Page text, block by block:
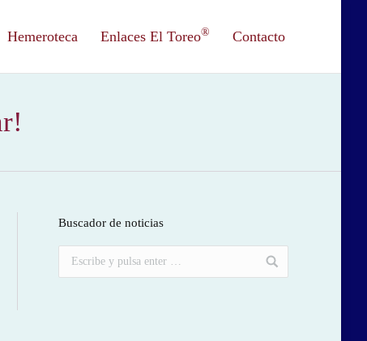
Hemeroteca Enlaces El Toreo® Contacto
Buscador de noticias